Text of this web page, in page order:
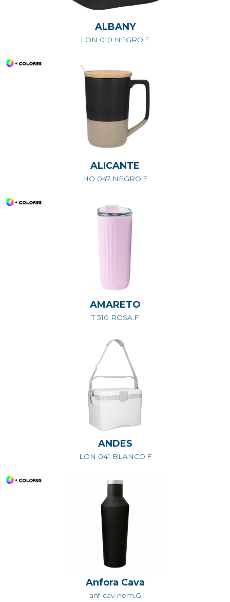
ALBANY
LON 010 NEGRO.F
ALICANTE
HO 047 NEGRO.F
AMARETO
T 310 ROSA.F
ANDES
LON 041 BLANCO.F
Anfora Cava
anf-cav-nem.G